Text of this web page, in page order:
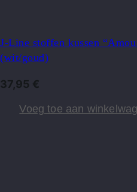
J-Line stoffen kussen
(wit/goud)
37,95 €
Voeg toe aan